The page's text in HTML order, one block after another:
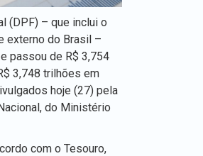
(DPF) – que inclui o
externo do Brasil –
passou de R$ 3,754
3,748 trilhões em
hoje (27) pela
do Ministério
com o Tesouro,